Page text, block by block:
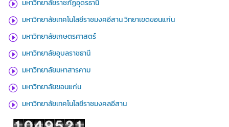
มหาวิทยาลัยราชภัฏอุดรธานี
มหาวิทยาลัยเทคโนโลยีราชมงคอีสาน วิทยาเขตขอนแก่น
มหาวิทยาลัยเกษตรศาสตร์
มหาวิทยาลัยอุบลราชธานี
มหาวิทยาลัยมหาสารคาม
มหาวิทยาลัยขอนแก่น
มหาวิทยาลัยเทคโนโลยีราชมงคลอีสาน